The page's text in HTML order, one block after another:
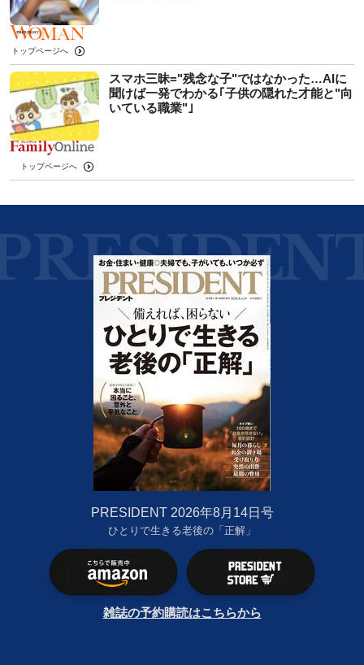
トップページへ
スマホ三昧="残念な子"ではなかった…AIに
聞けば一発でわかる｢子供の隠れた才能と"向
いている職業"｣
トップページへ
PRESIDENT 2026年8月14日号
ひとりで生きる老後の「正解」
雑誌の予約購読はこちらから